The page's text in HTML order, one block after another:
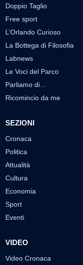
Doppio Taglio
Free sport
L’Orlando Curioso
La Bottega di Filosofia
Labnews
Le Voci del Parco
Parliamo di…
Ricomincio da me
SEZIONI
Cronaca
Politica
Attualità
Cultura
Economia
Sport
Eventi
VIDEO
Video Cronaca